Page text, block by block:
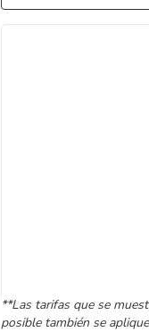
**Las tarifas que se
posible también se